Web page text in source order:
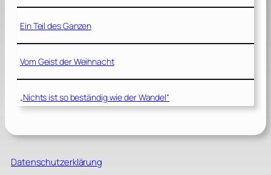
Ein Teil des Ganzen
Vom Geist der Weihnacht
„Nichts ist so beständig wie der Wandel“
Datenschutzerklärung